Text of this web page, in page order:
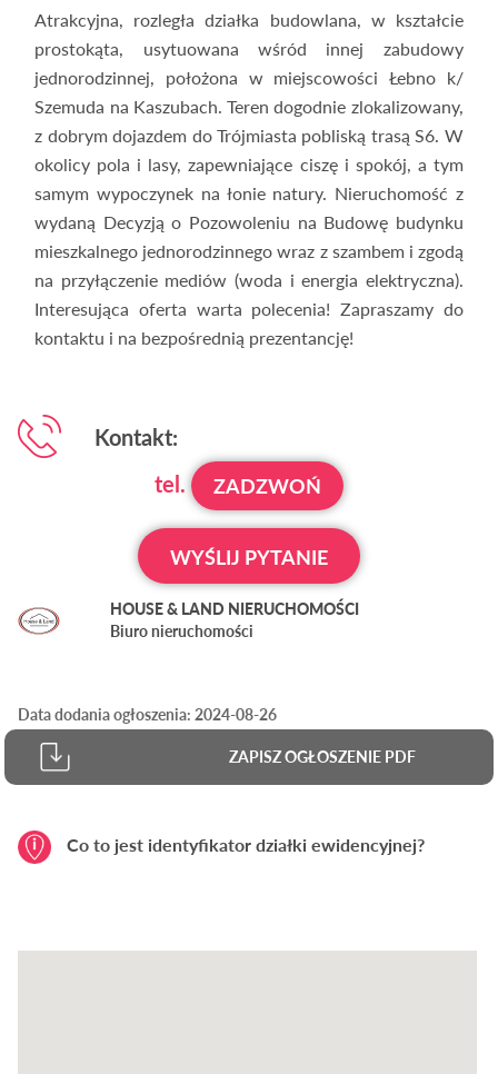
Co to jest identyfikator działki ewidencyjnej?
Atrakcyjna, rozległa działka budowlana, w kształcie
prostokąta, usytuowana wśród innej zabudowy
jednorodzinnej, położona w miejscowości Łebno k/
Szemuda na Kaszubach. Teren dogodnie zlokalizowany,
z dobrym dojazdem do Trójmiasta pobliską trasą S6. W
okolicy pola i lasy, zapewniające ciszę i spokój, a tym
samym wypoczynek na łonie natury. Nieruchomość z
wydaną Decyzją o Pozowoleniu na Budowę budynku
mieszkalnego jednorodzinnego wraz z szambem i zgodą
na przyłączenie mediów (woda i energia elektryczna).
Interesująca oferta warta polecenia! Zapraszamy do
kontaktu i na bezpośrednią prezentancję!
Kontakt:
tel.
ZADZWOŃ
WYŚLIJ PYTANIE
HOUSE & LAND NIERUCHOMOŚCI
Biuro nieruchomości
Data dodania ogłoszenia: 2024-08-26
ZAPISZ OGŁOSZENIE PDF